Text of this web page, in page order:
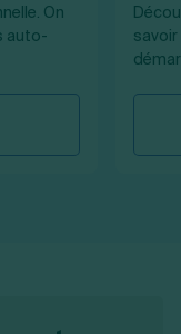
On
auto-